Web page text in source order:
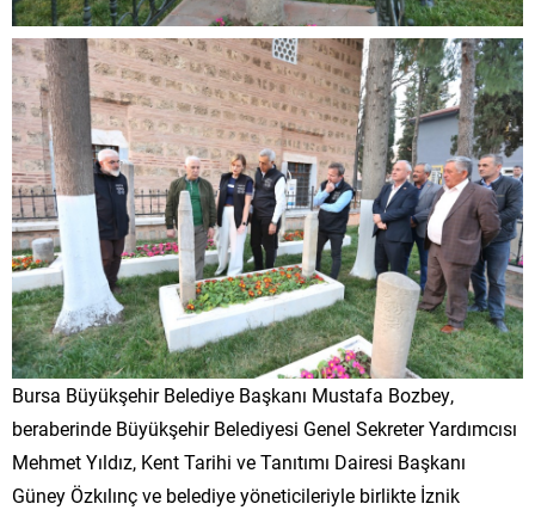
Bursa Büyükşehir Belediye Başkanı Mustafa Bozbey,
beraberinde Büyükşehir Belediyesi Genel Sekreter Yardımcısı
Mehmet Yıldız, Kent Tarihi ve Tanıtımı Dairesi Başkanı
Güney Özkılınç ve belediye yöneticileriyle birlikte İznik